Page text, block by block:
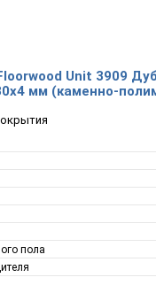
Unit 3909
мм (каменно-
пола